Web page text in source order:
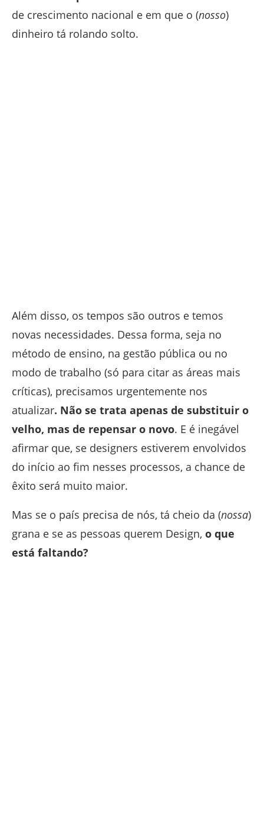
de crescimento nacional e em que o (nosso)
dinheiro tá rolando solto.
Além disso, os tempos são outros e temos
novas necessidades. Dessa forma, seja no
método de ensino, na gestão pública ou no
modo de trabalho (só para citar as áreas mais
críticas), precisamos urgentemente nos
atualizar. Não se trata apenas de substituir o
velho, mas de repensar o novo. E é inegável
afirmar que, se designers estiverem envolvidos
do início ao fim nesses processos, a chance de
êxito será muito maior.
Mas se o país precisa de nós, tá cheio da (nossa)
grana e se as pessoas querem Design, o que
está faltando?